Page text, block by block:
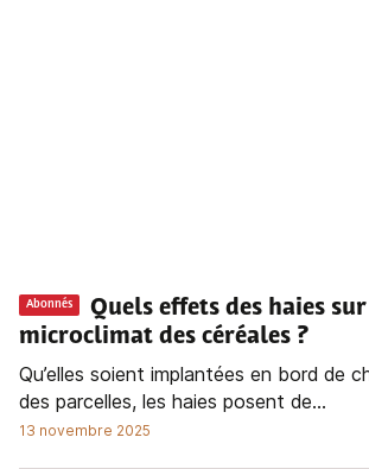
Abonnés
Quels effets des haies
microclimat des céréales ?
Qu’elles soient implantées en bord de
des parcelles, les haies posent de...
13 novembre 2025